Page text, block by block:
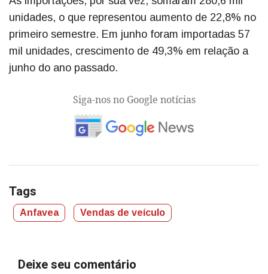
unidades, o que representou aumento de 22,8% no
primeiro semestre. Em junho foram importadas 57
mil unidades, crescimento de 49,3% em relação a
junho do ano passado.
Siga-nos no Google notícias
Tags
Anfavea Vendas de veículo
Deixe seu comentário